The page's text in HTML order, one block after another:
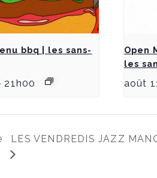
bbq | les sans-
21h00
Open
les
août
LES VENDREDIS JAZZ